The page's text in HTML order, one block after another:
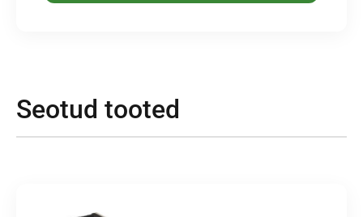
Seotud tooted